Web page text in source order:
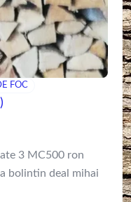
FOC
3 MC500 ron
bolintin deal mihai